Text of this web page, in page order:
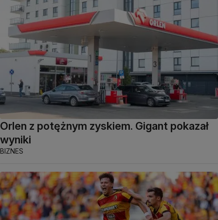
Orlen z potężnym zyskiem. Gigant pokazał
wyniki
BIZNES